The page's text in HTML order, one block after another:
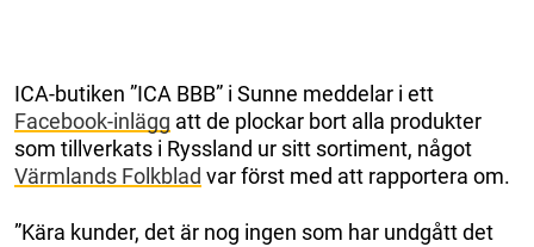
ICA-butiken ”ICA BBB” i Sunne meddelar i ett
Facebook-inlägg att de plockar bort alla produkter
som tillverkats i Ryssland ur sitt sortiment, något
Värmlands Folkblad var först med att rapportera om.
”Kära kunder, det är nog ingen som har undgått det